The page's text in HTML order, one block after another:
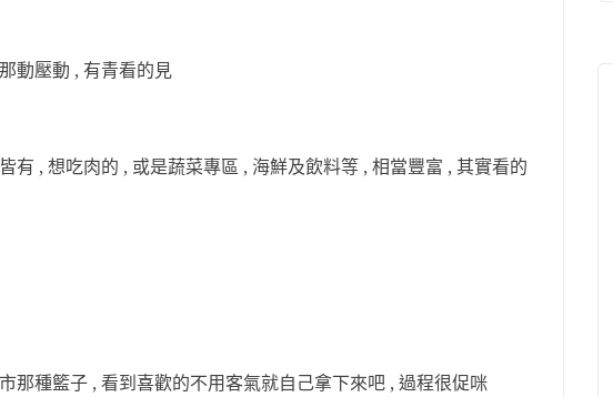
動壓動 , 有青看的見
有 , 想吃肉的 , 或是蔬菜專區 , 海鮮及飲料等 , 相當豐富 , 其實看的
那種籃子 , 看到喜歡的不用客氣就自己拿下來吧 , 過程很促咪